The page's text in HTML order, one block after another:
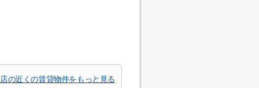
の近くの賃貸物件をもっと見る